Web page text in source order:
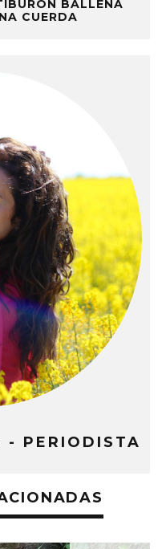
BALLENA
CUERDA
- PERIODISTA